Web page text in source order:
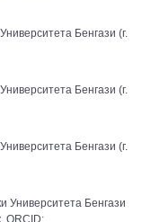
Бенгази (г.
Бенгази (г.
Бенгази (г.
Университета Бенгази
ORCID: